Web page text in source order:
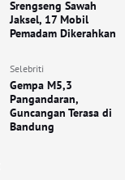
Srengseng Sawah
Jaksel, 17 Mobil
Pemadam Dikerahkan
Selebriti
Gempa M5,3
Pangandaran,
Guncangan Terasa di
Bandung